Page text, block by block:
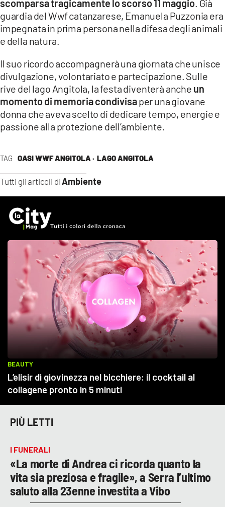
TAG OASI WWF ANGITOLA · LAGO ANGITOLA
Tutti gli articoli diAmbiente
scomparsa tragicamente lo scorso 11 maggio . Già
guardia del Wwf catanzarese, Emanuela Puzzonia era
impegnata in prima persona nella difesa degli animali
e della natura.
Il suo ricordo accompagnerà una giornata che unisce
divulgazione, volontariato e partecipazione. Sulle
rive del lago Angitola, la festa diventerà anche un
momento di memoria condivisaper una giovane
donna che aveva scelto di dedicare tempo, energie e
passione alla protezione dell’ambiente.
PIÙ LETTI
I FUNERALI
«La morte di Andrea ci ricorda quanto la
vita sia preziosa e fragile», a Serra l’ultimo
saluto alla 23enne investita a Vibo